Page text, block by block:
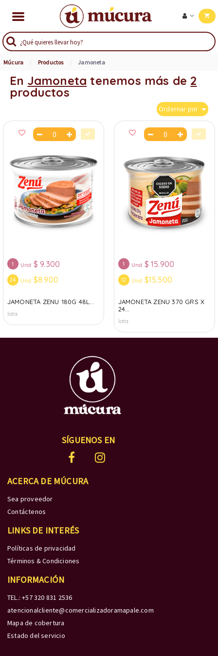
Múcura Productos Jamoneta
En Jamoneta tenemos más de 2
productos
Ordernar por
1 Und $ 9.300
24 Und $8.900
JAMONETA ZENU 180G 48L...
lata
1 Und $ 15.900
12 Und $15.500
JAMONETA ZENU 370 GRS X
24...
lata
SÍGUENOS EN
ACERCA DE MÚCURA
Sea proveedor
Contáctenos
LINKS DE INTERÉS
Políticas de privacidad
Términos & Condiciones
INFORMACIÓN
TEL.: +57 320 831 2536
atencionalcliente@comercializadoramapale.com
Mapa de cobertura
Estado del servicio